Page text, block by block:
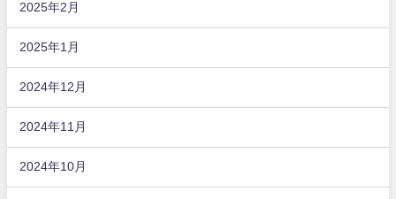
2025年2月
2025年1月
2024年12月
2024年11月
2024年10月